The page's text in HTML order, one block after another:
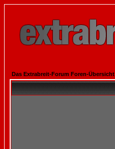
Das Extrabreit-Forum Foren-Übersicht